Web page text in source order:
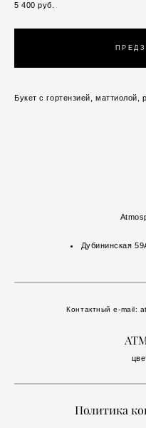
5 400 pуб.
Букет с гортензией, маттиолой,
Дубининская
Контактный e-mail:
Политика